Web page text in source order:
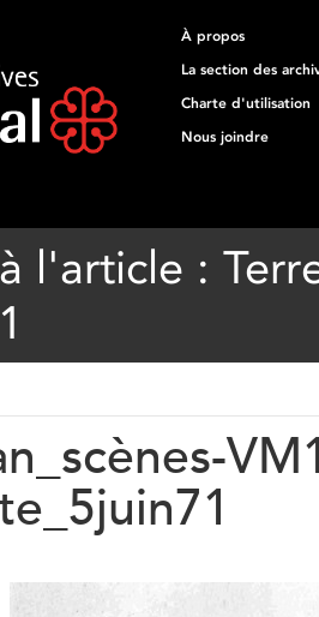
À propos
La section des
Charte d'utilisation
Nous joindre
l'article :